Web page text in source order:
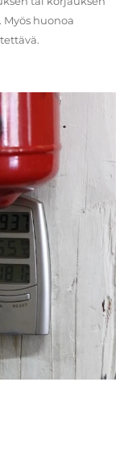
huonoa